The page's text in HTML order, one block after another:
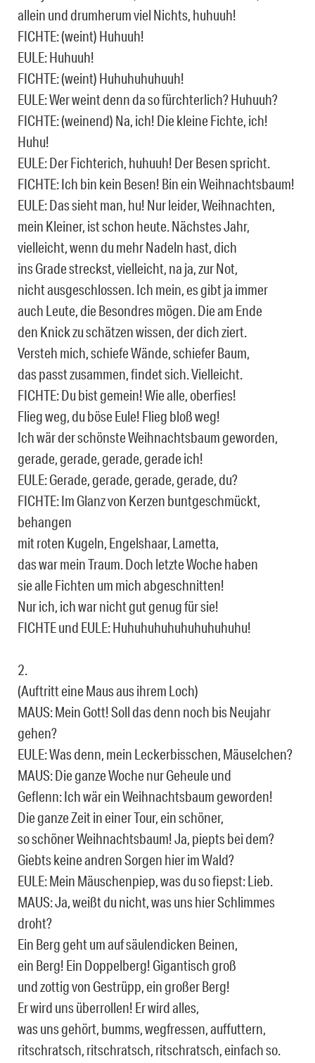
allein und drumherum viel Nichts, huhuuh!
FICHTE: (weint) Huhuuh!
EULE: Huhuuh!
FICHTE: (weint) Huhuhuhuhuuh!
EULE: Wer weint denn da so fürchterlich? Huhuuh?
FICHTE: (weinend) Na, ich! Die kleine Fichte, ich!
Huhu!
EULE: Der Fichterich, huhuuh! Der Besen spricht.
FICHTE: Ich bin kein Besen! Bin ein Weihnachtsbaum!
EULE: Das sieht man, hu! Nur leider, Weihnachten,
mein Kleiner, ist schon heute. Nächstes Jahr,
vielleicht, wenn du mehr Nadeln hast, dich
ins Grade streckst, vielleicht, na ja, zur Not,
nicht ausgeschlossen. Ich mein, es gibt ja immer
auch Leute, die Besondres mögen. Die am Ende
den Knick zu schätzen wissen, der dich ziert.
Versteh mich, schiefe Wände, schiefer Baum,
das passt zusammen, findet sich. Vielleicht.
FICHTE: Du bist gemein! Wie alle, oberfies!
Flieg weg, du böse Eule! Flieg bloß weg!
Ich wär der schönste Weihnachtsbaum geworden,
gerade, gerade, gerade, gerade ich!
EULE: Gerade, gerade, gerade, gerade, du?
FICHTE: Im Glanz von Kerzen buntgeschmückt,
behangen
mit roten Kugeln, Engelshaar, Lametta,
das war mein Traum. Doch letzte Woche haben
sie alle Fichten um mich abgeschnitten!
Nur ich, ich war nicht gut genug für sie!
FICHTE und EULE: Huhuhuhuhuhuhuhuhuhu!
2.
(Auftritt eine Maus aus ihrem Loch)
MAUS: Mein Gott! Soll das denn noch bis Neujahr
gehen?
EULE: Was denn, mein Leckerbisschen, Mäuselchen?
MAUS: Die ganze Woche nur Geheule und
Geflenn: Ich wär ein Weihnachtsbaum geworden!
Die ganze Zeit in einer Tour, ein schöner,
so schöner Weihnachtsbaum! Ja, piepts bei dem?
Giebts keine andren Sorgen hier im Wald?
EULE: Mein Mäuschenpiep, was du so fiepst: Lieb.
MAUS: Ja, weißt du nicht, was uns hier Schlimmes
droht?
Ein Berg geht um auf säulendicken Beinen,
ein Berg! Ein Doppelberg! Gigantisch groß
und zottig von Gestrüpp, ein großer Berg!
Er wird uns überrollen! Er wird alles,
was uns gehört, bumms, wegfressen, auffuttern,
ritschratsch, ritschratsch, ritschratsch, einfach so.